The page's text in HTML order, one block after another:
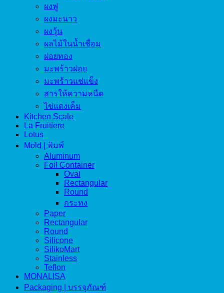
ผงฟู
ผงมะนาว
ผงวุ้น
ผลไม้ในน้ำเชื่อม
ฝอยทอง
มะพร้าวฝอย
มะพร้าวแช่แข็ง
สารให้ความหนืด
ไข่แดงเค็ม
Kitchen Scale
La Fruitiere
Lotus
Mold | พิมพ์
Aluminum
Foil Container
Oval
Rectangular
Round
กระทง
Paper
Rectangular
Round
Silicone
SilikoMart
Stainless
Teflon
MONALISA
Packaging | บรรจุภัณฑ์